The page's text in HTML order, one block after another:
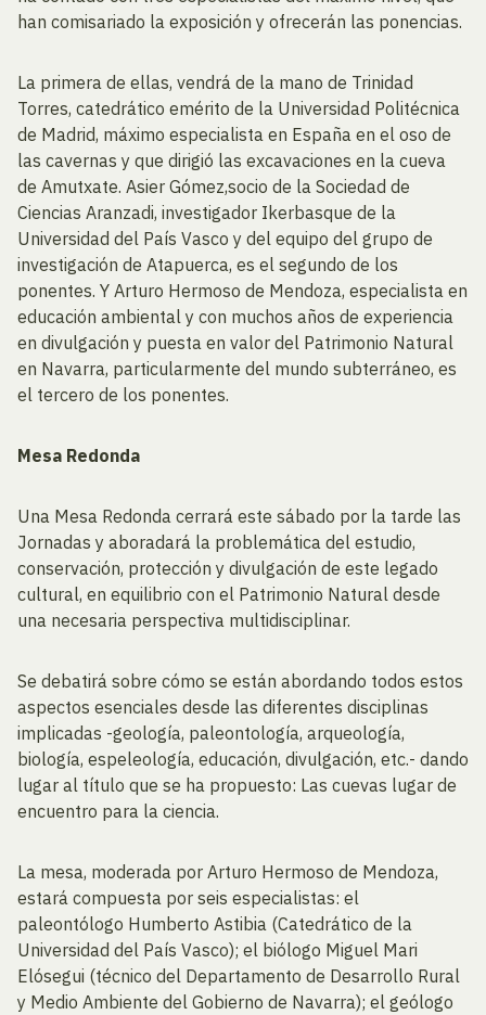
han comisariado la exposición y ofrecerán las ponencias.
La primera de ellas, vendrá de la mano de Trinidad
Torres, catedrático emérito de la Universidad Politécnica
de Madrid, máximo especialista en España en el oso de
las cavernas y que dirigió las excavaciones en la cueva
de Amutxate. Asier Gómez,socio de la Sociedad de
Ciencias Aranzadi, investigador Ikerbasque de la
Universidad del País Vasco y del equipo del grupo de
investigación de Atapuerca, es el segundo de los
ponentes. Y Arturo Hermoso de Mendoza, especialista en
educación ambiental y con muchos años de experiencia
en divulgación y puesta en valor del Patrimonio Natural
en Navarra, particularmente del mundo subterráneo, es
el tercero de los ponentes.
Mesa Redonda
Una Mesa Redonda cerrará este sábado por la tarde las
Jornadas y aboradará la problemática del estudio,
conservación, protección y divulgación de este legado
cultural, en equilibrio con el Patrimonio Natural desde
una necesaria perspectiva multidisciplinar.
Se debatirá sobre cómo se están abordando todos estos
aspectos esenciales desde las diferentes disciplinas
implicadas -geología, paleontología, arqueología,
biología, espeleología, educación, divulgación, etc.- dando
lugar al título que se ha propuesto: Las cuevas lugar de
encuentro para la ciencia.
La mesa, moderada por Arturo Hermoso de Mendoza,
estará compuesta por seis especialistas: el
paleontólogo Humberto Astibia (Catedrático de la
Universidad del País Vasco); el biólogo Miguel Mari
Elósegui (técnico del Departamento de Desarrollo Rural
y Medio Ambiente del Gobierno de Navarra); el geólogo